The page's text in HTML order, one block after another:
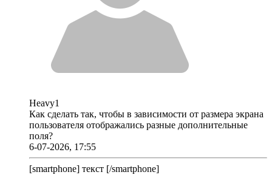
Heavy1
Как сделать так, чтобы в зависимости от размера экрана
пользователя отображались разные дополнительные
поля?
6-07-2026, 17:55
[smartphone] текст [/smartphone]